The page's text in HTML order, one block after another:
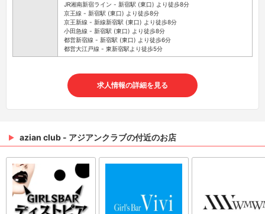
JR湘南新宿ライン - 新宿駅 (東口) より徒歩8分
京王線 - 新宿駅 (東口) より徒歩8分
京王新線 - 新線新宿駅 (東口) より徒歩8分
小田急線 - 新宿駅 (東口) より徒歩8分
都営新宿線 - 新宿駅 (東口) より徒歩6分
都営大江戸線 - 東新宿駅より徒歩5分
求人情報の詳細を見る
azian club - アジアンクラブの付近のお店